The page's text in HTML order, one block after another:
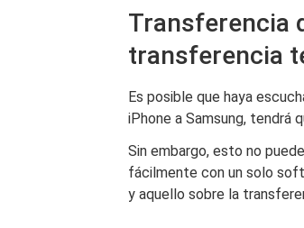
Transferencia
transferencia
Es posible que haya
iPhone a Samsung, tendrá
Sin embargo, esto no
fácilmente con un solo
y aquello sobre la